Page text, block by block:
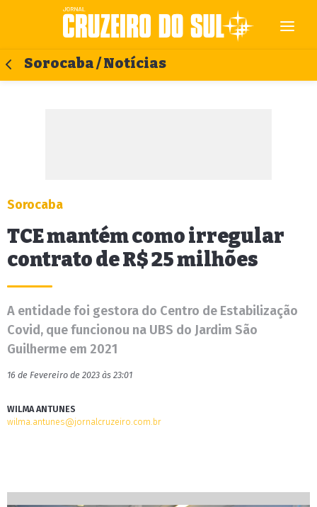
Sorocaba / Notícias
Sorocaba
TCE mantém como irregular
contrato de R$ 25 milhões
A entidade foi gestora do Centro de Estabilização
Covid, que funcionou na UBS do Jardim São
Guilherme em 2021
16 de Fevereiro de 2023 às 23:01
WILMA ANTUNES
wilma.antunes@jornalcruzeiro.com.br